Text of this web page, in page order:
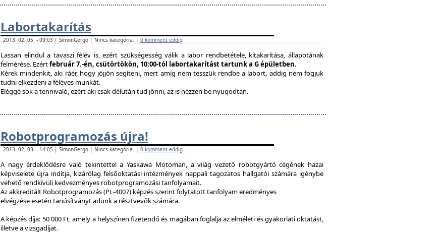
Labortakarítás
2013. 02. 05. - 09:03 | SimonGergo | Nincs kategória. | 0 komment eddig
Lassan elindul a tavaszi félév is, ezért szükségesség válik a labor rendbetétele, kitakarítása, állapotának
felmérése. Ezértfebruár 7.-én, csütörtökön, 10:00-tól labortakarítást tartunk a G épületben.
Kérek mindenkit, aki ráér, hogy jöjjön segíteni, mert amíg nem tesszük rendbe a labort, addig nem fogjuk
tudni elkezdeni a féléves munkát.
Eléggé sok a tennivaló, ezért aki csak délután tud jönni, az is nézzen be nyugodtan.
Robotprogramozás újra!
2013. 02. 03. - 14:05 | SimonGergo | Nincs kategória. | 0 komment eddig
A nagy érdeklődésre való tekintettel a Yaskawa Motoman, a világ vezető robotgyártó cégének hazai
képviselete újra indítja, kizárólag felsőoktatási intézmények nappali tagozatos hallgatói számára igénybe
vehető rendkívüli kedvezményes robotprogramozási tanfolyamait.
Az akkreditált Robotprogramozás (PL-4007) képzés szerint folytatott tanfolyam eredményes
elvégzése esetén tanúsítványt adunk a résztvevők számára.
A képzés díja: 50 000 Ft, amely a helyszínen fizetendő és magában foglalja az elméleti és gyakorlati oktatást,
illetve a vizsgadíjat.